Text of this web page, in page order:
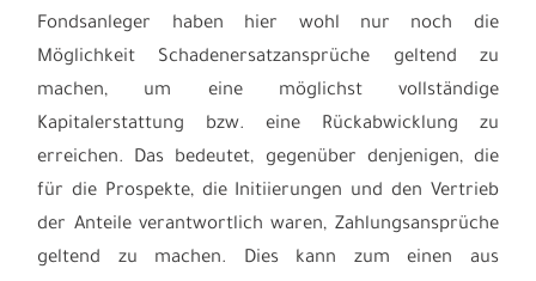
Fondsanleger haben hier wohl nur noch die
Möglichkeit Schadenersatzansprüche geltend zu
machen, um eine möglichst vollständige
Kapitalerstattung bzw. eine Rückabwicklung zu
erreichen. Das bedeutet, gegenüber denjenigen, die
für die Prospekte, die Initiierungen und den Vertrieb
der Anteile verantwortlich waren, Zahlungsansprüche
geltend zu machen. Dies kann zum einen aus